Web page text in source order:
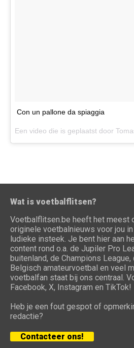
Con un pallone da spiaggia
Wat is voetbalflitsen?
Voetbalflitsen.be heeft het meest
originele voetbalnieuws voor jou
ludieke insteek. Je bent hier aan
content rond o.a. de Jupiler Pro
buitenland, de Champions
Belgisch amateurvoetbal en veel
voetbalfan staat bij ons centraal.
Facebook, X, Instagram en TikTok!
Heb je een fout gespot of
redactie?
Contacteer ons!